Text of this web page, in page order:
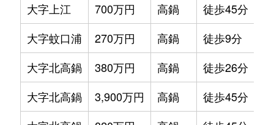
大字上江
700万円 高鍋 徒歩45分
大字蚊口浦
270万円 高鍋 徒歩9分
大字北高鍋
380万円 高鍋 徒歩26分
大字北高鍋
3,900万円 高鍋 徒歩45分